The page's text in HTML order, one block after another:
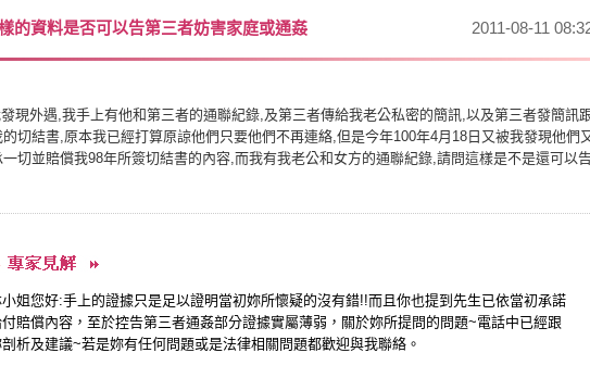
的資料是否可以告第三者妨害家庭或通姦 2011-08-11
現外遇,我手上有他和第三者的通聯紀錄,及第三者傳給我老公私密的簡訊,以及第三者發簡訊
切結書,原本我已經打算原諒他們只要他們不再連絡,但是今年100年4月18日又被我發現他們
切並賠償我98年所簽切結書的內容,而我有我老公和女方的通聯紀錄,請問這樣是不是還可以
姐您好:手上的證據只是足以證明當初妳所懷疑的沒有錯!!而且你也提到先生已依當初承諾
賠償內容，至於控告第三者通姦部分證據實屬薄弱，關於妳所提問的問題~電話中已經跟
析及建議~若是妳有任何問題或是法律相關問題都歡迎與我聯絡。